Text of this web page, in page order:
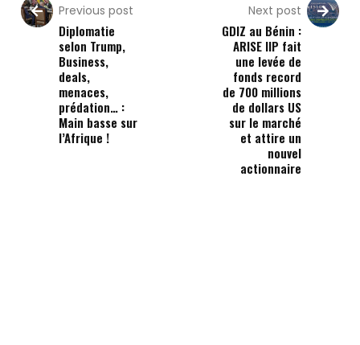
Previous post
Diplomatie
selon Trump,
Business,
deals,
menaces,
prédation… :
Main basse sur
l’Afrique !
Next post
GDIZ au Bénin :
ARISE IIP fait
une levée de
fonds record
de 700 millions
de dollars US
sur le marché
et attire un
nouvel
actionnaire